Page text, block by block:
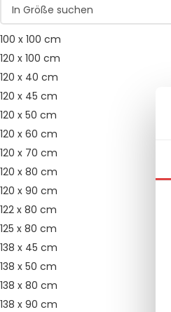
100 x 100 cm
120 x 100 cm
120 x 40 cm
120 x 45 cm
120 x 50 cm
120 x 60 cm
120 x 70 cm
120 x 80 cm
120 x 90 cm
122 x 80 cm
125 x 80 cm
138 x 45 cm
138 x 50 cm
138 x 80 cm
138 x 90 cm